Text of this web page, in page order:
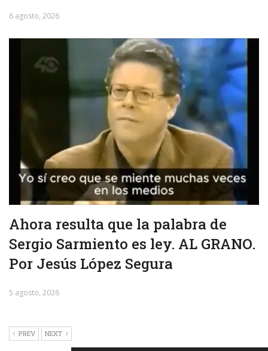
6 agosto, 2026
Ahora resulta que la palabra de
Sergio Sarmiento es ley. AL GRANO.
Por Jesús López Segura
5 agosto, 2026
PREV NEXT